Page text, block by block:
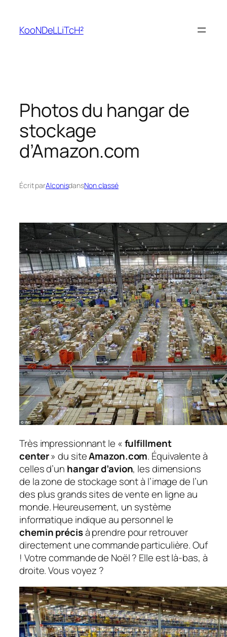
contenu
KooNDeLLiTcH²
Photos du hangar de
stockage
d’Amazon.com
Écrit parAlconisdansNon classé
Très impressionnant le «fulfillment
center» du siteAmazon.com. Équivalente à
celles d’un hangar d’avion, les dimensions
de la zone de stockage sont à l’image de l’un
des plus grands sites de vente en ligne au
monde. Heureusement, un système
informatique indique au personnel le
chemin précisà prendre pour retrouver
directement une commande particulière. Ouf
! Votre commande de Noël ? Elle est là-bas, à
droite. Vous voyez ?